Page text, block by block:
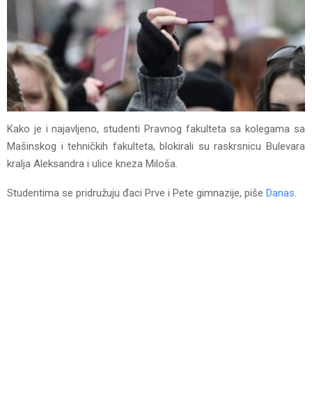
Kako je i najavljeno, studenti Pravnog fakulteta sa kolegama sa
Mašinskog i tehničkih fakulteta, blokirali su raskrsnicu Bulevara
kralja Aleksandra i ulice kneza Miloša.
Studentima se pridružuju đaci Prve i Pete gimnazije, piše Danas.